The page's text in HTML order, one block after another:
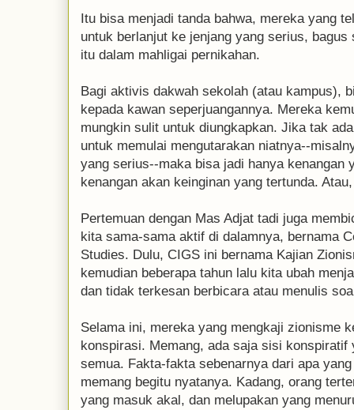
Itu bisa menjadi tanda bahwa, mereka yang
untuk berlanjut ke jenjang yang serius,
itu dalam mahligai pernikahan.
Bagi aktivis dakwah sekolah (atau kampus),
kepada kawan seperjuangannya. Mereka
mungkin sulit untuk diungkapkan. Jika tak
untuk memulai mengutarakan niatnya--
yang serius--maka bisa jadi hanya kenangan
kenangan akan keinginan yang tertunda.
Pertemuan dengan Mas Adjat tadi juga
kita sama-sama aktif di dalamnya, bernama
Studies. Dulu, CIGS ini bernama Kajian
kemudian beberapa tahun lalu kita ubah
dan tidak terkesan berbicara atau menulis
Selama ini, mereka yang mengkaji zionisme
konspirasi. Memang, ada saja sisi
semua. Fakta-fakta sebenarnya dari apa
memang begitu nyatanya. Kadang, orang
yang masuk akal, dan melupakan yang